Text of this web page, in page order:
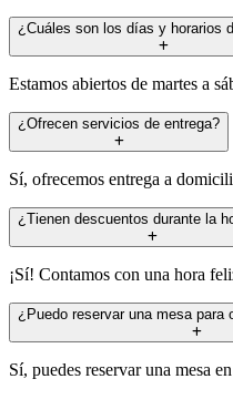
¿Cuáles son los días y horarios
Estamos abiertos de martes a
¿Ofrecen servicios de entrega?
Sí, ofrecemos entrega a
¿Tienen descuentos durante la
¡Sí! Contamos con una hora
¿Puedo reservar una mesa para
Sí, puedes reservar una mesa